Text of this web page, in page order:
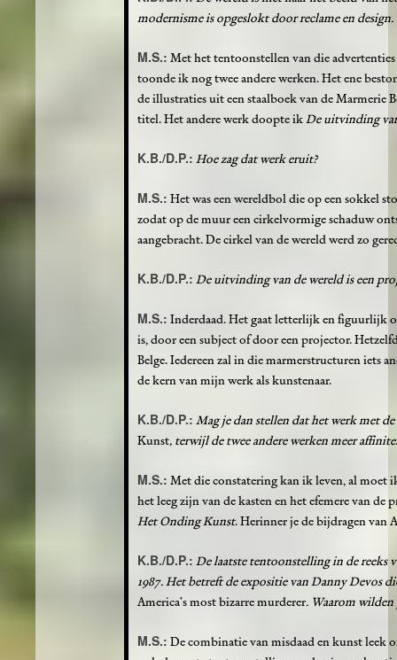
modernisme is opgeslokt door reclame en design.
M.S.: Met het tentoonstellen van die
toonde ik nog twee andere werken. Het ene
de illustraties uit een staalboek van de Marmerie
titel. Het andere werk doopte ikDe uitvinding
K.B./D.P.: Hoe zag dat werk eruit?
M.S.: Het was een wereldbol die op een sokkel
zodat op de muur een cirkelvormige schaduw
aangebracht. De cirkel van de wereld werd zo
K.B./D.P.: De uitvinding van de wereld is een
M.S.: Inderdaad. Het gaat letterlijk en figuurlijk
is, door een subject of door een projector.
Belge. Iedereen zal in die marmerstructuren iets
de kern van mijn werk als kunstenaar.
K.B./D.P.: Mag je dan stellen dat het werk met
Kunst, terwijl de twee andere werken meer
M.S.: Met die constatering kan ik leven, al moet
het leeg zijn van de kasten en het efemere van
Het Onding Kunst. Herinner je de bijdragen van
K.B./D.P.: De laatste tentoonstelling in de reeks
1987. Het betreft de expositie van Danny Devos
America’s most bizarre murderer. Waarom
M.S.: De combinatie van misdaad en kunst leek